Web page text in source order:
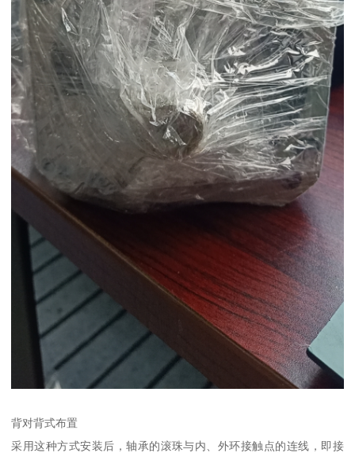
背对背式布置
采用这种方式安装后，轴承的滚珠与内、外环接触点的连线，即接